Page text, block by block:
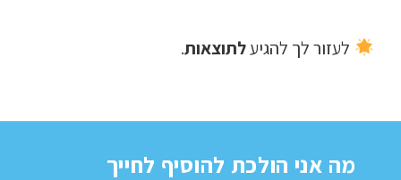
לעזור לך להגיעלתוצאות.
מה אני הולכת להוסיף לחייך